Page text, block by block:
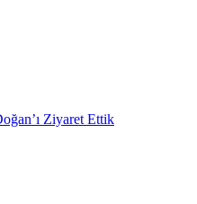
Ziyaret Ettik